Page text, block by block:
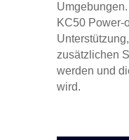
KC50 Power-
zusätzlichen
werden und
wird.